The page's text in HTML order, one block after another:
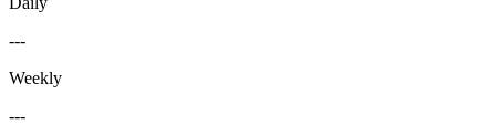
---
Weekly
---